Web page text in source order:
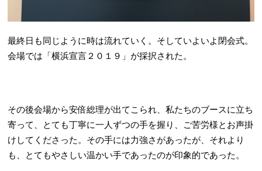
最終日も同じように時は流れていく。そしていよいよ閉会式。
会場では「横浜宣言２０１９」が採択された。
その後会場から安倍総理が出てこられ、私たちのブースに立ち
寄って、とても丁寧に一人ずつの手を握り、ご苦労様とお声掛
けしてくださった。その手には力強さがあったが、それより
も、とてもやさしい温かい手であったのが印象的であった。